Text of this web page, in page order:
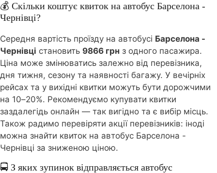
💰 Скільки коштує квиток на автобус Барселона -
Чернівці?
Середня вартість проїзду на автобусі Барселона -
Чернівці становить 9866 грн з одного пасажира.
Ціна може змінюватись залежно від перевізника,
дня тижня, сезону та наявності багажу. У вечірніх
рейсах та у вихідні квитки можуть бути дорожчими
на 10–20%. Рекомендуємо купувати квитки
заздалегідь онлайн — так вигідно та є вибір місць.
Також радимо перевіряти акції перевізників: іноді
можна знайти квиток на автобус Барселона -
Чернівці за зниженою ціною.
🚍 З яких зупинок відправляється автобус